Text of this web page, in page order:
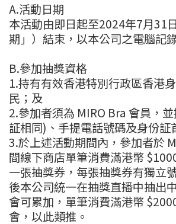
A.活動日期
本活動由即日起至2024年7月31
期」）結束，以本公司之電腦記
B.參加抽獎資格
1.持有有效香港特別行政區香港
民；及
2.參加者須為 MIRO Bra 會員，
証相同)、手提電話號碼及身份証
3.於上述活動期間內，參加者於
間線下商店單筆消費滿港幣
一張抽獎券，每張抽獎券有獨立
後本公司統一在抽獎直播中抽出
會可累加，單筆消費滿港幣
會，以此類推。